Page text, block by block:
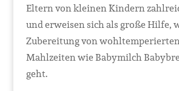
Eltern von kleinen Kindern
und erweisen sich als große Hilfe,
Zubereitung von
Mahlzeiten wie Babymilch
geht.